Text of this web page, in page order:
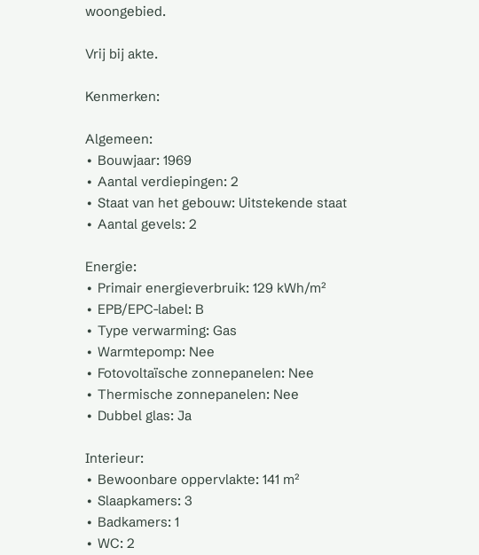
woongebied.
Vrij bij akte.
Kenmerken:
Algemeen:
• Bouwjaar: 1969
• Aantal verdiepingen: 2
• Staat van het gebouw: Uitstekende staat
• Aantal gevels: 2
Energie:
• Primair energieverbruik: 129 kWh/m²
• EPB/EPC-label: B
• Type verwarming: Gas
• Warmtepomp: Nee
• Fotovoltaïsche zonnepanelen: Nee
• Thermische zonnepanelen: Nee
• Dubbel glas: Ja
Interieur:
• Bewoonbare oppervlakte: 141 m²
• Slaapkamers: 3
• Badkamers: 1
• WC: 2